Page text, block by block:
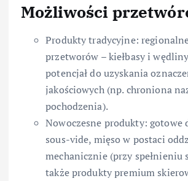
Możliwości
Produkty tradycyjne:
przetworów – kiełbasy i
potencjał do uzyskania
jakościowych (np. chroniona
pochodzenia).
Nowoczesne produkty: gotowe
sous-vide, mięso w postaci
mechanicznie (przy spełnieniu
także produkty premium